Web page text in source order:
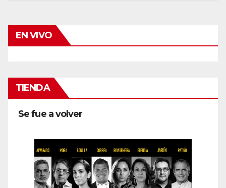
EN VIVO
TIENDA
Se fue a volver